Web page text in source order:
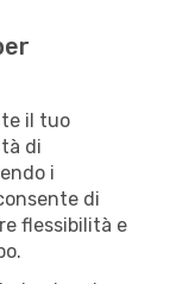
il tuo
di
i
di
flessibilità e